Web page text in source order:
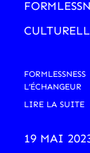
L’ÉCHANGEUR
LIRE LA SUITE
19 MAI